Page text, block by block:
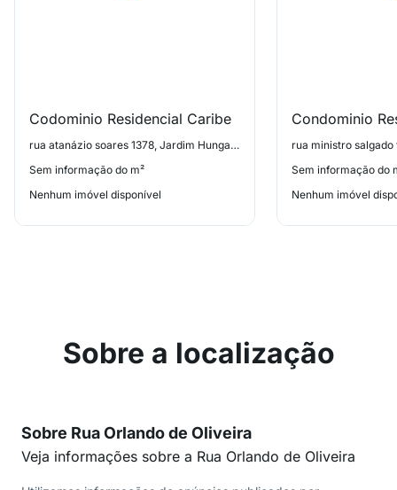
Codominio Residencial Caribe
rua atanázio soares 1378, Jardim Hungares
Sem informação do m²
Nenhum imóvel disponível
rua ministro
Sem informação do
Nenhum imóvel
Sobre a localização
Sobre Rua Orlando de Oliveira
Veja informações sobre a Rua Orlando de Oliveira